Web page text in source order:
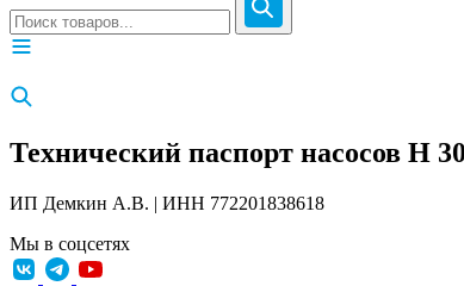
Технический паспорт насосов H
ИП Демкин А.В. | ИНН 772201838618
Мы в соцсетях